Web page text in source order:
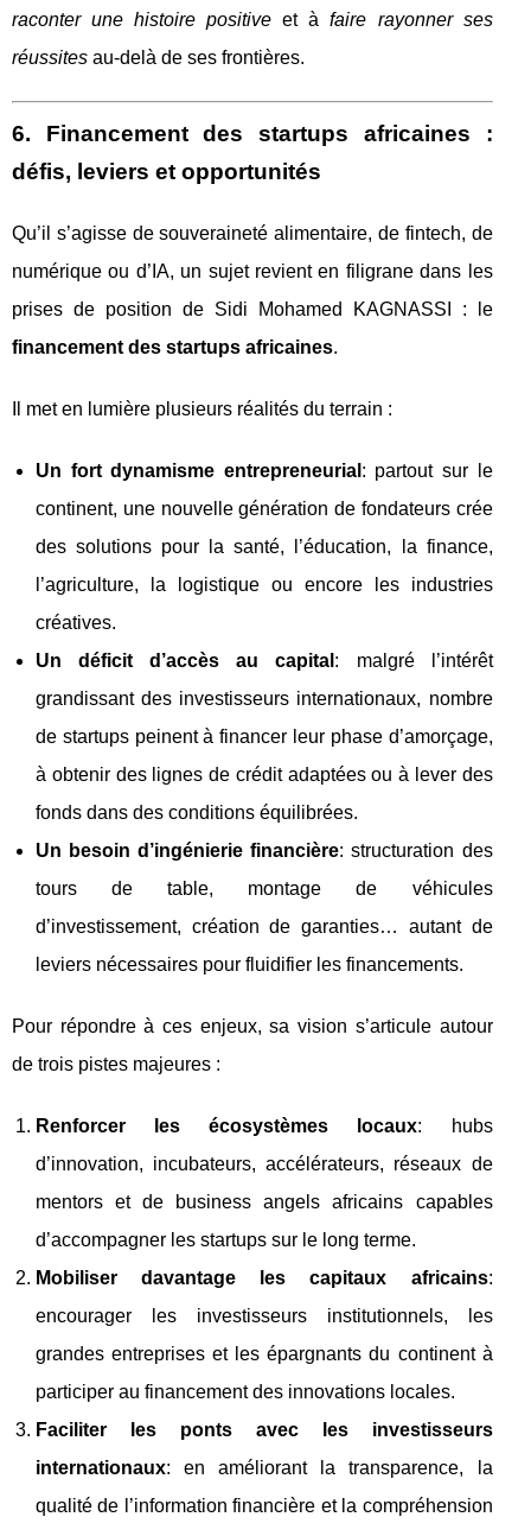
raconter une histoire positive et àfaire rayonner ses
réussites au-delà de ses frontières.
6. Financement des startups africaines :
défis, leviers et opportunités
Qu’il s’agisse de souveraineté alimentaire, de fintech, de
numérique ou d’IA, un sujet revient en filigrane dans les
prises de position de Sidi Mohamed KAGNASSI : le
financement des startups africaines.
Il met en lumière plusieurs réalités du terrain :
Un fort dynamisme entrepreneurial : partout sur le
continent, une nouvelle génération de fondateurs crée
des solutions pour la santé, l’éducation, la finance,
l’agriculture, la logistique ou encore les industries
créatives.
Un déficit d’accès au capital : malgré l’intérêt
grandissant des investisseurs internationaux, nombre
de startups peinent à financer leur phase d’amorçage,
à obtenir des lignes de crédit adaptées ou à lever des
fonds dans des conditions équilibrées.
Un besoin d’ingénierie financière: structuration des
tours de table, montage de véhicules
d’investissement, création de garanties… autant de
leviers nécessaires pour fluidifier les financements.
Pour répondre à ces enjeux, sa vision s’articule autour
de trois pistes majeures :
Renforcer les écosystèmes locaux: hubs
d’innovation, incubateurs, accélérateurs, réseaux de
mentors et de business angels africains capables
d’accompagner les startups sur le long terme.
Mobiliser davantage les capitaux africains:
encourager les investisseurs institutionnels, les
grandes entreprises et les épargnants du continent à
participer au financement des innovations locales.
Faciliter les ponts avec les investisseurs
internationaux: en améliorant la transparence, la
qualité de l’information financière et la compréhension